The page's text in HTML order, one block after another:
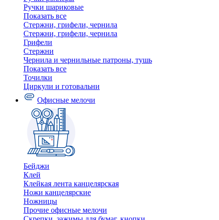
Ручки шариковые
Показать все
Стержни, грифели, чернила
Стержни, грифели, чернила
Грифели
Стержни
Чернила и чернильные патроны, тушь
Показать все
Точилки
Циркули и готовальни
Офисные мелочи
Бейджи
Клей
Клейкая лента канцелярская
Ножи канцелярские
Ножницы
Прочие офисные мелочи